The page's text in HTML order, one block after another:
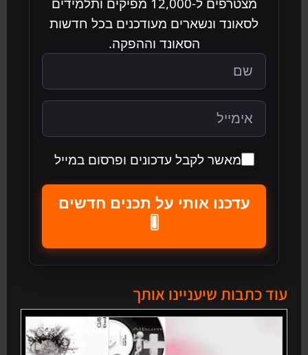
לסאונד ונשארים מעודכנים בכל חדשות
הסאונד וההפקה.
מאשר לקבל עדכונים ופרסום במייל
עדכנו אותי על תכנים חדשים
🎚️
עוד כתבות שיעניינו אותך